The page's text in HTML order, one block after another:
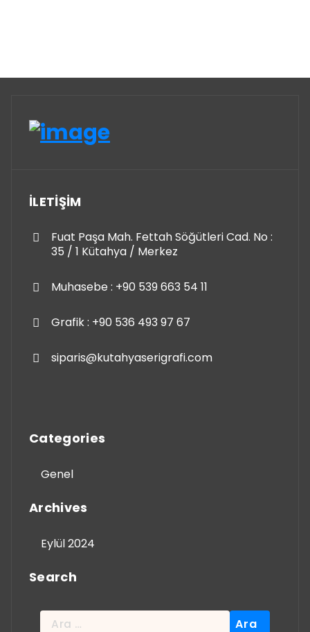
İLETİŞİM
Fuat Paşa Mah. Fettah Söğütleri Cad. No :
35 / 1 Kütahya / Merkez
Muhasebe : +90 539 663 54 11
Grafik : +90 536 493 97 67
siparis@kutahyaserigrafi.com
Categories
Genel
Archives
Eylül 2024
Search
Arama: